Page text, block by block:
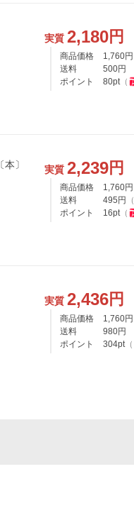
実質 2,180円
商品価格 1,760円
送料
500円
ポイント
80pt（
グッドリスクをとりなさい! / 宮内義彦 〔本〕 実質 2,239円
商品価格 1,760円
送料
495 円 （
ポイント
16pt（
実質 2,436円
商品価格 1,760円
送料
980円
ポイント
304pt（